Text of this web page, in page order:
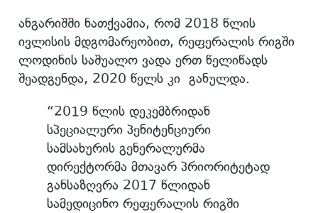
ანგარიშში ნათქვამია, რომ 2018 წლის
ივლისის მდგომარეობით, რეფერალის რიგში
ლოდინის საშუალო ვადა ერთ წელიწადს
შეადგენდა, 2020 წელს კი განულდა.
“2019 წლის დეკემბრიდან
სპეციალური პენიტენციური
სამსახურის გენერალურმა
დირექტორმა მთავარ პრიორიტეტად
განსაზღვრა 2017 წლიდან
სამედიცინო რეფერალის რიგში